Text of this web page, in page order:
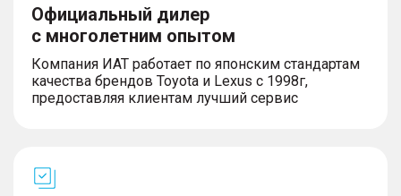
Официальный дилер
с многолетним опытом
Компания ИАТ работает по японским стандартам
качества брендов Toyota и Lexus с 1998г,
предоставляя клиентам лучший сервис